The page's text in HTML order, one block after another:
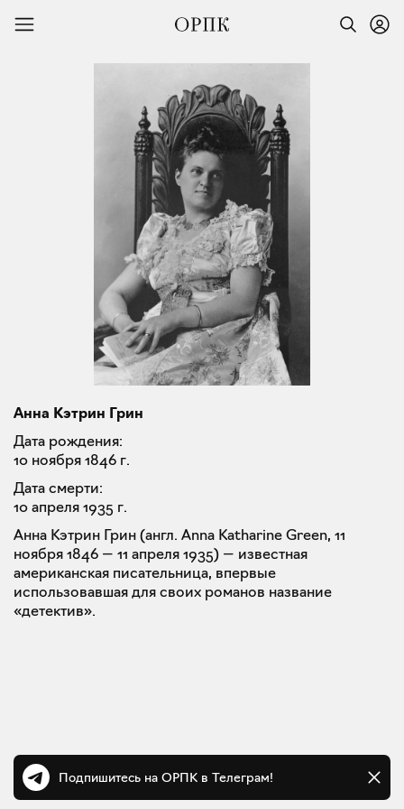
Анна Кэтрин Грин
Дата рождения:
10 ноября 1846 г.
Дата смерти:
10 апреля 1935 г.
Анна Кэтрин Грин (англ. Anna Katharine Green, 11
ноября 1846 — 11 апреля 1935) — известная
американская писательница, впервые
использовавшая для своих романов название
«детектив».
Подпишитесь на ОРПК в Телеграм!